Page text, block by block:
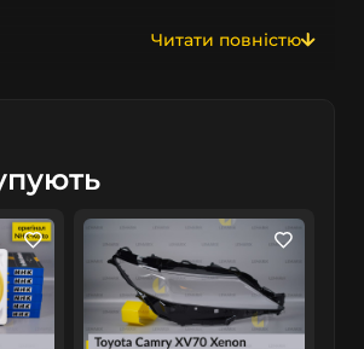
Читати повністю